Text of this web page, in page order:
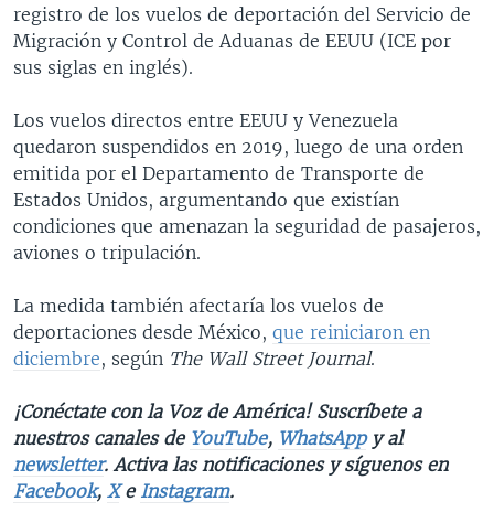
registro de los vuelos de deportación del Servicio de
Migración y Control de Aduanas de EEUU (ICE por
sus siglas en inglés).
Los vuelos directos entre EEUU y Venezuela
quedaron suspendidos en 2019, luego de una orden
emitida por el Departamento de Transporte de
Estados Unidos, argumentando que existían
condiciones que amenazan la seguridad de pasajeros,
aviones o tripulación.
La medida también afectaría los vuelos de
deportaciones desde México, que reiniciaron en
diciembre, según The Wall Street Journal.
¡Conéctate con la Voz de América! Suscríbete a
nuestros canales de YouTube, WhatsAppy al
newsletter. Activa las notificaciones y síguenos en
Facebook, Xe Instagram.